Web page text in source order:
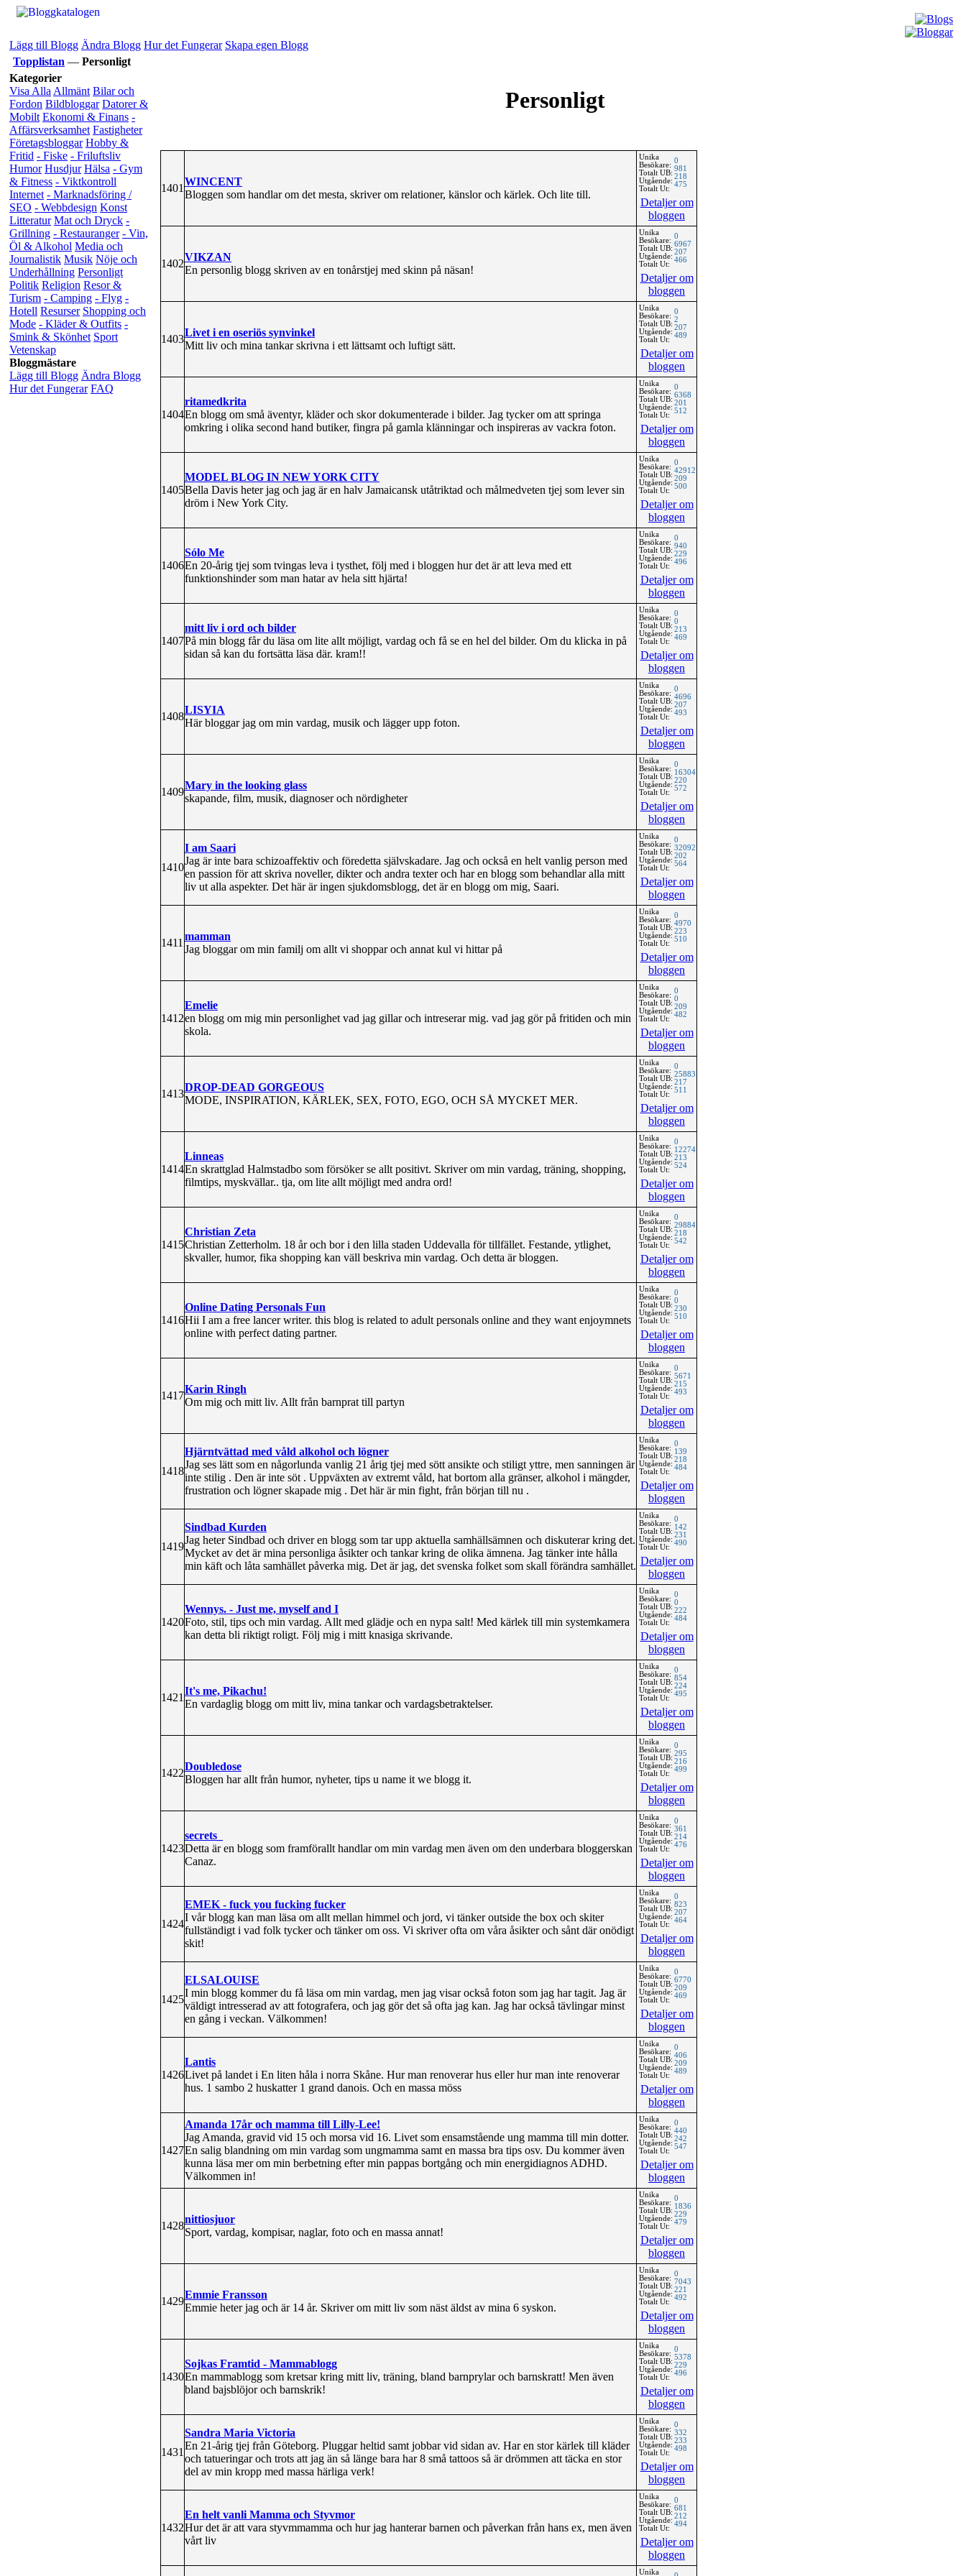
Lägg till Blogg Ändra Blogg Hur det Fungerar Skapa egen Blogg
Topplistan — Personligt
Kategorier
Visa Alla Allmänt Bilar och
Fordon Bildbloggar Datorer &
Mobilt Ekonomi & Finans -
Affärsverksamhet Fastigheter
Företagsbloggar Hobby &
Fritid - Fiske - Friluftsliv
Humor Husdjur Hälsa - Gym
& Fitness - Viktkontroll
Internet - Marknadsföring /
SEO - Webbdesign Konst
Litteratur Mat och Dryck -
Grillning - Restauranger - Vin,
Öl & Alkohol Media och
Journalistik Musik Nöje och
Underhållning Personligt
Politik Religion Resor &
Turism - Camping - Flyg -
Hotell Resurser Shopping och
Mode - Kläder & Outfits -
Smink & Skönhet Sport
Vetenskap
Bloggmästare
Lägg till Blogg Ändra Blogg
Hur det Fungerar FAQ
Personligt
1401
WINCENT
Bloggen som handlar om det mesta, skriver om relationer, känslor och kärlek. Och lite till.
Unika
Besökare:
Totalt UB:
Utgående:
Totalt Ut:
0
981
218
475
Detaljer om
bloggen
1402
VIKZAN
En personlig blogg skriven av en tonårstjej med skinn på näsan!
Unika
Besökare:
Totalt UB:
Utgående:
Totalt Ut:
0
6967
207
466
Detaljer om
bloggen
1403
Livet i en oseriös synvinkel
Mitt liv och mina tankar skrivna i ett lättsamt och luftigt sätt.
Unika
Besökare:
Totalt UB:
Utgående:
Totalt Ut:
0
2
207
489
Detaljer om
bloggen
1404
ritamedkrita
En blogg om små äventyr, kläder och skor dokumenterade i bilder. Jag tycker om att springa
omkring i olika second hand butiker, fingra på gamla klänningar och inspireras av vackra foton.
Unika
Besökare:
Totalt UB:
Utgående:
Totalt Ut:
0
6368
201
512
Detaljer om
bloggen
1405
MODEL BLOG IN NEW YORK CITY
Bella Davis heter jag och jag är en halv Jamaicansk utåtriktad och målmedveten tjej som lever sin
dröm i New York City.
Unika
Besökare:
Totalt UB:
Utgående:
Totalt Ut:
0
42912
209
500
Detaljer om
bloggen
1406
Sólo Me
En 20-årig tjej som tvingas leva i tysthet, följ med i bloggen hur det är att leva med ett
funktionshinder som man hatar av hela sitt hjärta!
Unika
Besökare:
Totalt UB:
Utgående:
Totalt Ut:
0
940
229
496
Detaljer om
bloggen
1407
mitt liv i ord och bilder
På min blogg får du läsa om lite allt möjligt, vardag och få se en hel del bilder. Om du klicka in på
sidan så kan du fortsätta läsa där. kram!!
Unika
Besökare:
Totalt UB:
Utgående:
Totalt Ut:
0
0
213
469
Detaljer om
bloggen
1408
LISYIA
Här bloggar jag om min vardag, musik och lägger upp foton.
Unika
Besökare:
Totalt UB:
Utgående:
Totalt Ut:
0
4696
207
493
Detaljer om
bloggen
1409
Mary in the looking glass
skapande, film, musik, diagnoser och nördigheter
Unika
Besökare:
Totalt UB:
Utgående:
Totalt Ut:
0
16304
220
572
Detaljer om
bloggen
1410
I am Saari
Jag är inte bara schizoaffektiv och föredetta självskadare. Jag och också en helt vanlig person med
en passion för att skriva noveller, dikter och andra texter och har en blogg som behandlar alla mitt
liv ut alla aspekter. Det här är ingen sjukdomsblogg, det är en blogg om mig, Saari.
Unika
Besökare:
Totalt UB:
Utgående:
Totalt Ut:
0
32092
202
564
Detaljer om
bloggen
1411
mamman
Jag bloggar om min familj om allt vi shoppar och annat kul vi hittar på
Unika
Besökare:
Totalt UB:
Utgående:
Totalt Ut:
0
4970
223
510
Detaljer om
bloggen
1412
Emelie
en blogg om mig min personlighet vad jag gillar och intreserar mig. vad jag gör på fritiden och min
skola.
Unika
Besökare:
Totalt UB:
Utgående:
Totalt Ut:
0
0
209
482
Detaljer om
bloggen
1413
DROP-DEAD GORGEOUS
MODE, INSPIRATION, KÄRLEK, SEX, FOTO, EGO, OCH SÅ MYCKET MER.
Unika
Besökare:
Totalt UB:
Utgående:
Totalt Ut:
0
25883
217
511
Detaljer om
bloggen
1414
Linneas
En skrattglad Halmstadbo som försöker se allt positivt. Skriver om min vardag, träning, shopping,
filmtips, myskvällar.. tja, om lite allt möjligt med andra ord!
Unika
Besökare:
Totalt UB:
Utgående:
Totalt Ut:
0
12274
213
524
Detaljer om
bloggen
1415
Christian Zeta
Christian Zetterholm. 18 år och bor i den lilla staden Uddevalla för tillfället. Festande, ytlighet,
skvaller, humor, fika shopping kan väll beskriva min vardag. Och detta är bloggen.
Unika
Besökare:
Totalt UB:
Utgående:
Totalt Ut:
0
29884
218
542
Detaljer om
bloggen
1416
Online Dating Personals Fun
Hii I am a free lancer writer. this blog is related to adult personals online and they want enjoymnets
online with perfect dating partner.
Unika
Besökare:
Totalt UB:
Utgående:
Totalt Ut:
0
0
230
510
Detaljer om
bloggen
1417
Karin Ringh
Om mig och mitt liv. Allt från barnprat till partyn
Unika
Besökare:
Totalt UB:
Utgående:
Totalt Ut:
0
5671
215
493
Detaljer om
bloggen
1418
Hjärntvättad med våld alkohol och lögner
Jag ses lätt som en någorlunda vanlig 21 årig tjej med sött ansikte och stiligt yttre, men sanningen är
inte stilig . Den är inte söt . Uppväxten av extremt våld, hat bortom alla gränser, alkohol i mängder,
frustration och lögner skapade mig . Det här är min fight, från början till nu .
Unika
Besökare:
Totalt UB:
Utgående:
Totalt Ut:
0
139
218
484
Detaljer om
bloggen
1419
Sindbad Kurden
Jag heter Sindbad och driver en blogg som tar upp aktuella samhällsämnen och diskuterar kring det.
Mycket av det är mina personliga åsikter och tankar kring de olika ämnena. Jag tänker inte hålla
min käft och låta samhället påverka mig. Det är jag, det svenska folket som skall förändra samhället.
Unika
Besökare:
Totalt UB:
Utgående:
Totalt Ut:
0
142
231
490
Detaljer om
bloggen
1420
Wennys. - Just me, myself and I
Foto, stil, tips och min vardag. Allt med glädje och en nypa salt! Med kärlek till min systemkamera
kan detta bli riktigt roligt. Följ mig i mitt knasiga skrivande.
Unika
Besökare:
Totalt UB:
Utgående:
Totalt Ut:
0
0
222
484
Detaljer om
bloggen
1421
It's me, Pikachu!
En vardaglig blogg om mitt liv, mina tankar och vardagsbetraktelser.
Unika
Besökare:
Totalt UB:
Utgående:
Totalt Ut:
0
854
224
495
Detaljer om
bloggen
1422
Doubledose
Bloggen har allt från humor, nyheter, tips u name it we blogg it.
Unika
Besökare:
Totalt UB:
Utgående:
Totalt Ut:
0
295
216
499
Detaljer om
bloggen
1423
secrets_
Detta är en blogg som framförallt handlar om min vardag men även om den underbara bloggerskan
Canaz.
Unika
Besökare:
Totalt UB:
Utgående:
Totalt Ut:
0
361
214
476
Detaljer om
bloggen
1424
EMEK - fuck you fucking fucker
I vår blogg kan man läsa om allt mellan himmel och jord, vi tänker outside the box och skiter
fullständigt i vad folk tycker och tänker om oss. Vi skriver ofta om våra åsikter och sånt där onödigt
skit!
Unika
Besökare:
Totalt UB:
Utgående:
Totalt Ut:
0
823
207
464
Detaljer om
bloggen
1425
ELSALOUISE
I min blogg kommer du få läsa om min vardag, men jag visar också foton som jag har tagit. Jag är
väldigt intresserad av att fotografera, och jag gör det så ofta jag kan. Jag har också tävlingar minst
en gång i veckan. Välkommen!
Unika
Besökare:
Totalt UB:
Utgående:
Totalt Ut:
0
6770
209
469
Detaljer om
bloggen
1426
Lantis
Livet på landet i En liten håla i norra Skåne. Hur man renoverar hus eller hur man inte renoverar
hus. 1 sambo 2 huskatter 1 grand danois. Och en massa möss
Unika
Besökare:
Totalt UB:
Utgående:
Totalt Ut:
0
406
209
489
Detaljer om
bloggen
1427
Amanda 17år och mamma till Lilly-Lee!
Jag Amanda, gravid vid 15 och morsa vid 16. Livet som ensamstående ung mamma till min dotter.
En salig blandning om min vardag som ungmamma samt en massa bra tips osv. Du kommer även
kunna läsa mer om min berbetning efter min pappas bortgång och min energidiagnos ADHD.
Välkommen in!
Unika
Besökare:
Totalt UB:
Utgående:
Totalt Ut:
0
440
242
547
Detaljer om
bloggen
1428
nittiosjuor
Sport, vardag, kompisar, naglar, foto och en massa annat!
Unika
Besökare:
Totalt UB:
Utgående:
Totalt Ut:
0
1836
229
479
Detaljer om
bloggen
1429
Emmie Fransson
Emmie heter jag och är 14 år. Skriver om mitt liv som näst äldst av mina 6 syskon.
Unika
Besökare:
Totalt UB:
Utgående:
Totalt Ut:
0
7043
221
492
Detaljer om
bloggen
1430
Sojkas Framtid - Mammablogg
En mammablogg som kretsar kring mitt liv, träning, bland barnprylar och barnskratt! Men även
bland bajsblöjor och barnskrik!
Unika
Besökare:
Totalt UB:
Utgående:
Totalt Ut:
0
5378
229
496
Detaljer om
bloggen
1431
Sandra Maria Victoria
En 21-årig tjej från Göteborg. Pluggar heltid samt jobbar vid sidan av. Har en stor kärlek till kläder
och tatueringar och trots att jag än så länge bara har 8 små tattoos så är drömmen att täcka en stor
del av min kropp med massa härliga verk!
Unika
Besökare:
Totalt UB:
Utgående:
Totalt Ut:
0
332
233
498
Detaljer om
bloggen
1432
En helt vanli Mamma och Styvmor
Hur det är att vara styvmmamma och hur jag hanterar barnen och påverkan från hans ex, men även
vårt liv
Unika
Besökare:
Totalt UB:
Utgående:
Totalt Ut:
0
681
212
494
Detaljer om
bloggen
Unika